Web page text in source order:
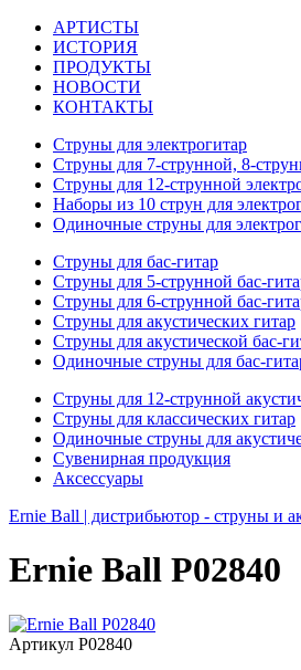
АРТИСТЫ
ИСТОРИЯ
ПРОДУКТЫ
НОВОСТИ
КОНТАКТЫ
Струны для электрогитар
Струны для 7-струнной, 8-
Струны для 12-струнной
Наборы из 10 струн для
Одиночные струны для
Струны для бас-гитар
Струны для 5-струнной бас-
Струны для 6-струнной бас-
Струны для акустических гитар
Струны для акустической бас-
Одиночные струны для бас-
Струны для 12-струнной
Струны для классических гитар
Одиночные струны для
Сувенирная продукция
Аксессуары
Ernie Ball | дистрибьютор - струны и
Ernie Ball P02840
Артикул P02840